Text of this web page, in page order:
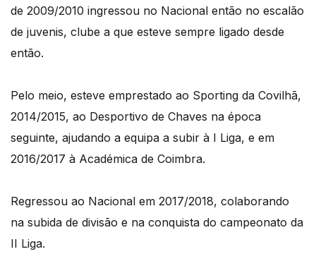
de 2009/2010 ingressou no Nacional então no escalão
de juvenis, clube a que esteve sempre ligado desde
então.
Pelo meio, esteve emprestado ao Sporting da Covilhã,
2014/2015, ao Desportivo de Chaves na época
seguinte, ajudando a equipa a subir à I Liga, e em
2016/2017 à Académica de Coimbra.
Regressou ao Nacional em 2017/2018, colaborando
na subida de divisão e na conquista do campeonato da
II Liga.